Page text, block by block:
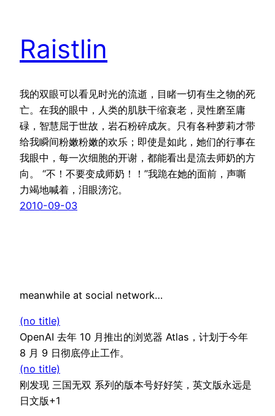
Raistlin
我的双眼可以看见时光的流逝，目睹一切有生之物的死
亡。在我的眼中，人类的肌肤干缩衰老，灵性磨至庸
碌，智慧屈于世故，岩石粉碎成灰。只有各种萝莉才带
给我瞬间粉嫩粉嫩的欢乐；即使是如此，她们的行事在
我眼中，每一次细胞的开谢，都能看出是流去师奶的方
向。 “不！不要变成师奶！！”我跪在她的面前，声嘶
力竭地喊着，泪眼滂沱。
2010-09-03
meanwhile at social network…
(no title)
OpenAI 去年 10 月推出的浏览器 Atlas，计划于今年
8 月 9 日彻底停止工作。
(no title)
刚发现 三国无双 系列的版本号好好笑，英文版永远是
日文版+1